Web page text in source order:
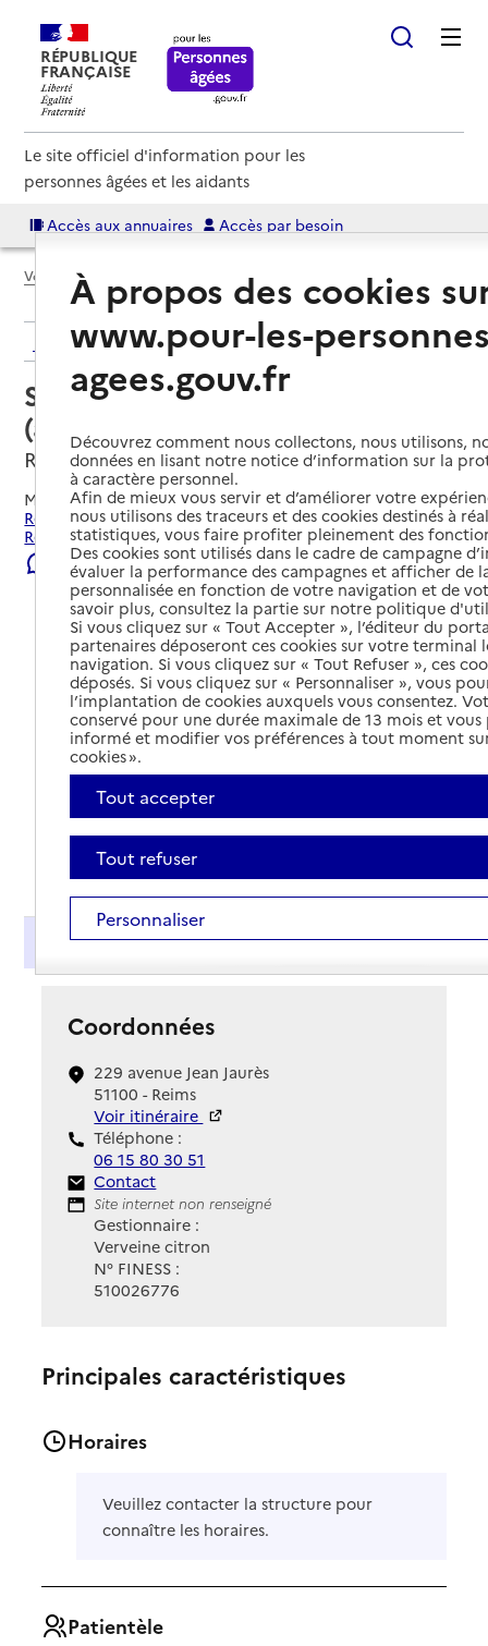
RÉPUBLIQUE
FRANÇAISE
Le site officiel d'information pour les
personnes âgées et les aidants
Accès aux annuaires Accès par besoin
Voir le fil d’Ariane
Retour aux résultats de l'annuaire
Service autonomie à domicile
(aide) – Verveine citron
Reims, MARNE
Mis à jour le29/07/2026
Rechercher les établissements et services autour de
Reims.
Signaler une erreur
Présentation
Coordonnées
229 avenue Jean Jaurès
51100 - Reims
Voir itinéraire
Téléphone :
06 15 80 30 51
Contact
Contact
Site Internet
Site internet non renseigné
Gestionnaire :
Verveine citron
N° FINESS :
510026776
Principales caractéristiques
Horaires
Veuillez contacter la structure pour
connaître les horaires.
Patientèle
À propos des cookies
www.pour-les-
agees.gouv.fr
Découvrez comment nous collectons, nous utilisons,
données en lisant notre notice d’information sur la
à caractère personnel.
Afin de mieux vous servir et d’améliorer votre
nous utilisons des traceurs et des cookies destinés à
statistiques, vous faire profiter pleinement des
Des cookies sont utilisés dans le cadre de campagne
évaluer la performance des campagnes et afficher de
personnalisée en fonction de votre navigation et de
savoir plus, consultez la partie sur notre politique
Si vous cliquez sur « Tout Accepter », l’éditeur du
partenaires déposeront ces cookies sur votre terminal
navigation. Si vous cliquez sur « Tout Refuser », ces
déposés. Si vous cliquez sur « Personnaliser », vous
l’implantation de cookies auxquels vous consentez.
conservé pour une durée maximale de 13 mois et
informé et modifier vos préférences à tout moment
cookies ».
Tout accepter
Tout refuser
Personnaliser